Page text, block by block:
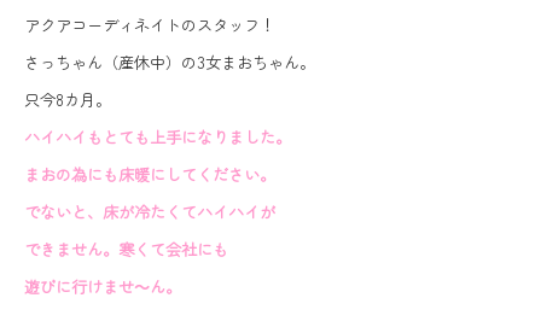
アクアコーディネイトのスタッフ！
さっちゃん（産休中）の3女まおちゃん。
只今8カ月。
ハイハイもとても上手になりました。
まおの為にも床暖にしてください。
でないと、床が冷たくてハイハイが
できません。寒くて会社にも
遊びに行けませ～ん。